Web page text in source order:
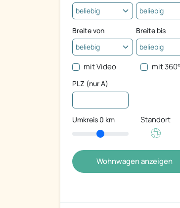
Breite von Breite bis
mit Video mit
PLZ (nur A)
Umkreis 0 km Standort
Wohnwagen anzeigen